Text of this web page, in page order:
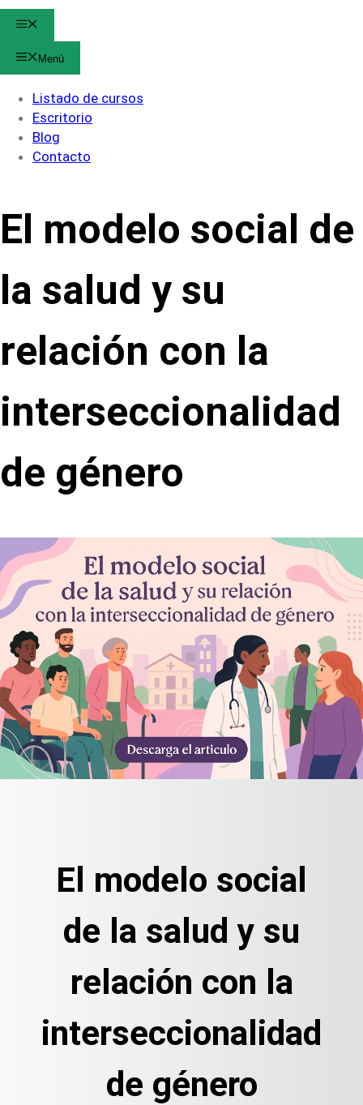
Menú
Listado de cursos
Escritorio
Blog
Contacto
El modelo social de
la salud y su
relación con la
interseccionalidad
de género
El modelo social
de la salud y su
relación con la
interseccionalidad
de género